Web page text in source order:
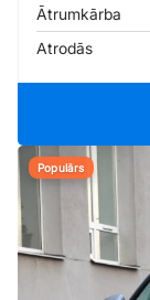
Ātrumkārba
Atrodās
Populārs